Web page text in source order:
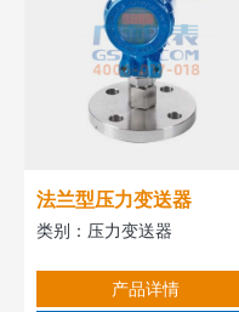
法兰型压力变送器
类别： 压力变送器
产品详情